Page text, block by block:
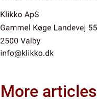
More articles